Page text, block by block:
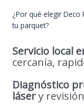
¿Por qué elegir
tu parquet?
Servicio local
cercanía,
Diagnóstico
lásery